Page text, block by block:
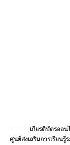
เกียรติบัตรออ
ศูนย์ส่งเสริมการเรียน